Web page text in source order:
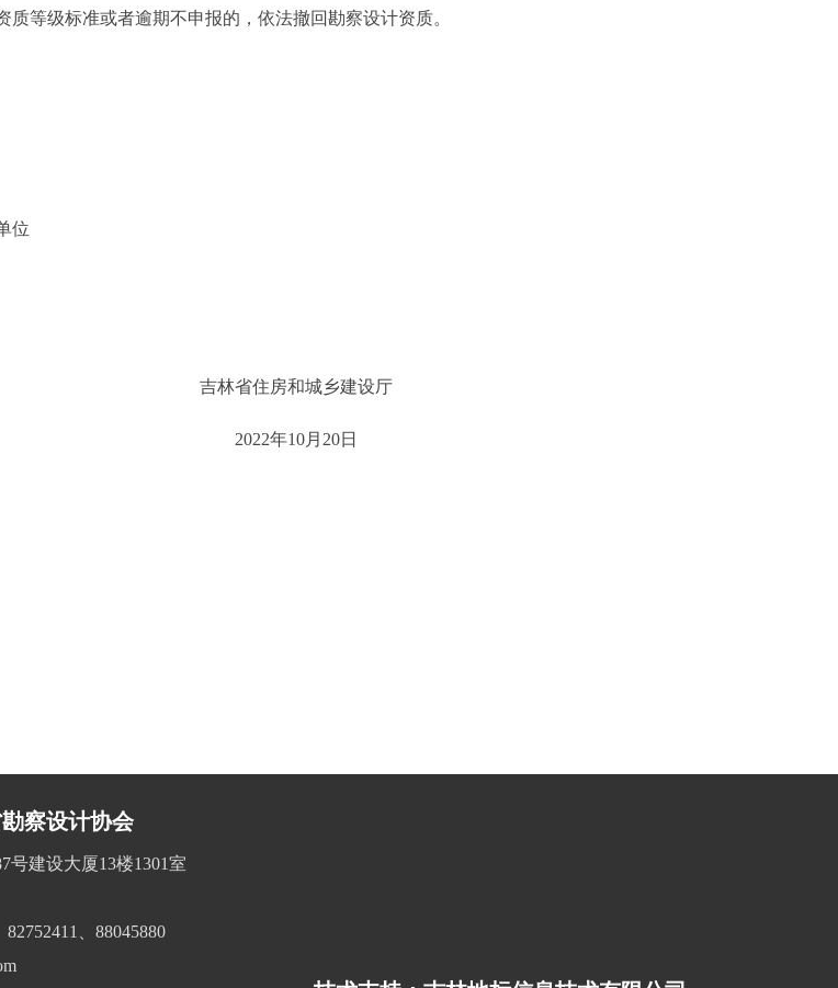
等级标准或者逾期不申报的，依法撤回勘察设计资质。
位
吉林省住房和城乡建设厅
2022年10月20日
察设计协会
号建设大厦13楼1301室
、88045880